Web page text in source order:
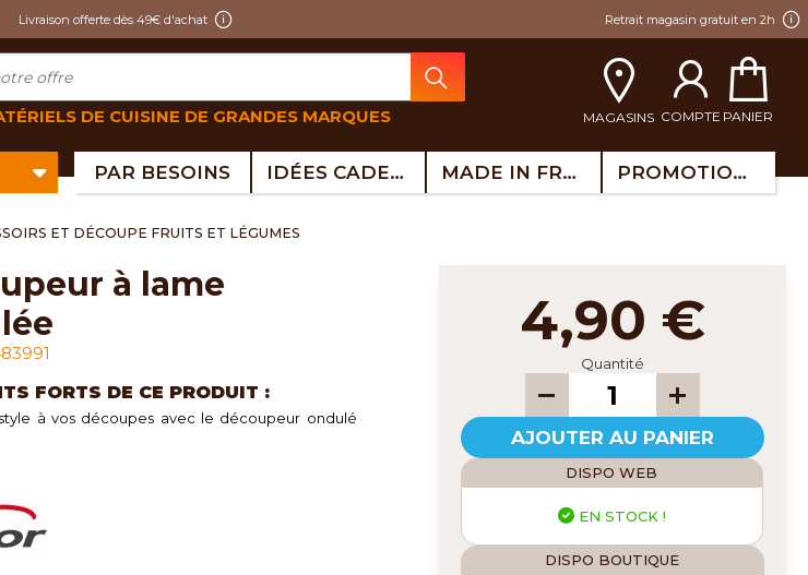
Livraison offerte dès 49€ d'achat Retrait magasin gratuit en 2h
DE CUISINE DE GRANDES MARQUES MAGASINS COMPTE PANIER
PAR BESOINS IDÉES CADEAUX MADE IN FRANCE PROMOTIONS
ET DÉCOUPE FRUITS ET LÉGUMES
FORTS DE CE PRODUIT :
à vos découpes avec le découpeur ondulé
4,90 €
Quantité
AJOUTER AU PANIER
DISPO WEB
EN STOCK !
DISPO BOUTIQUE